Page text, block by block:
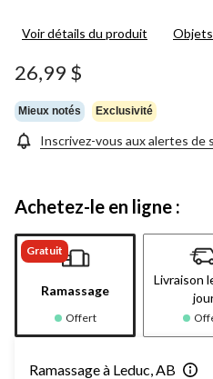
Voir détails du produit
26,99 $
Mieux notés Exclusivité
Inscrivez-vous aux alertes de
Achetez-le en ligne :
Gratuit
Ramassage
Offert
Livraison
Ramassage à Leduc, AB